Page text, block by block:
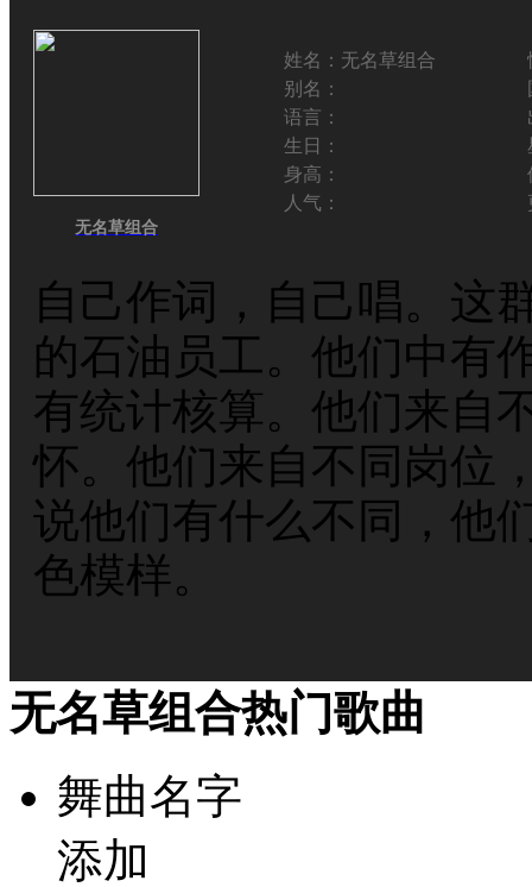
无名草组合
姓名： 无名草组合
别名：
语言：
生日：
身高：
人气：
自己作词，自己唱。这
的石油员工。他们中有
有统计核算。他们来自
怀。他们来自不同岗位
说他们有什么不同，他
色模样。
无名草组合热门歌曲
舞曲名字
添加